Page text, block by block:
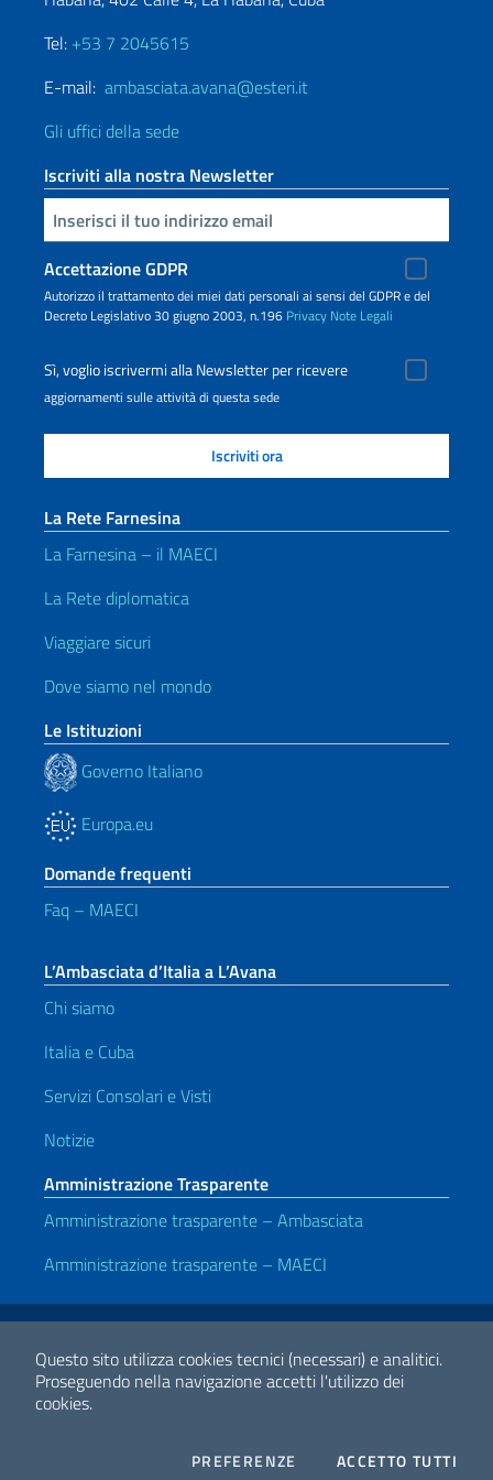
Questo sito utilizza cookies tecnici (necessari) e analitici.
Proseguendo nella navigazione accetti l'utilizzo dei
cookies.
PREFERENZE COOKIESACCETTO TUTTI
Tel: +53 7 2045615
E-mail: ambasciata.avana@esteri.it
Gli uffici della sede
Iscriviti alla nostra Newsletter
Inserisci la tua email
Accettazione GDPR
Autorizzo il trattamento dei miei dati personali ai sensi del GDPR e del
Decreto Legislativo 30 giugno 2003, n.196 Privacy Note Legali
Sì, voglio iscrivermi alla Newsletter per ricevere
aggiornamenti sulle attività di questa sede
La Rete Farnesina
La Farnesina – il MAECI
La Rete diplomatica
Viaggiare sicuri
Dove siamo nel mondo
Le Istituzioni
Governo Italiano
Europa.eu
Domande frequenti
Faq – MAECI
L’Ambasciata d’Italia a L’Avana
Chi siamo
Italia e Cuba
Servizi Consolari e Visti
Notizie
Amministrazione Trasparente
Amministrazione trasparente – Ambasciata
Amministrazione trasparente – MAECI
Link Utili